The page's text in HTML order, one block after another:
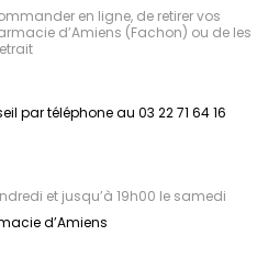
en ligne, de retirer vos
d’Amiens (Fachon) ou de les
par téléphone au 03 22 71 64 16
et jusqu’à 19h00 le samedi
d’Amiens